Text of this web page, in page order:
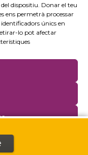
dispositiu. Donar el teu
ens permetrà processar
únics en
lo pot afectar
privacitat